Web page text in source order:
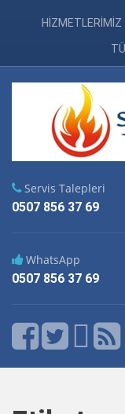
HİZMETLERİMİZ
Servis Talepleri
0507 856 37 69
WhatsApp
0507 856 37 69